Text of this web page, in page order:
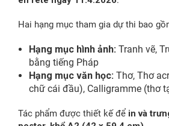
Hai hạng mục tham gia dự thi bao
Hạng mục hình ảnh: Tranh vẽ,
bằng tiếng Pháp
Hạng mục văn học: Thơ, Thơ
chữ cái đầu), Calligramme (thơ
Tác phẩm được thiết kế để in và